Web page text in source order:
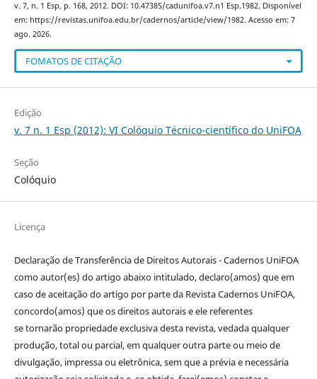
v. 7, n. 1 Esp, p. 168, 2012. DOI: 10.47385/cadunifoa.v7.n1 Esp.1982. Disponível
em: https://revistas.unifoa.edu.br/cadernos/article/view/1982. Acesso em: 7
ago. 2026.
FOMATOS DE CITAÇÃO
Edição
v. 7 n. 1 Esp (2012): VI Colóquio Técnico-científico do UniFOA
Seção
Colóquio
Licença
Declaração de Transferência de Direitos Autorais - Cadernos UniFOA
como autor(es) do artigo abaixo intitulado, declaro(amos) que em
caso de aceitação do artigo por parte da Revista Cadernos UniFOA,
concordo(amos) que os direitos autorais e ele referentes
se tornarão propriedade exclusiva desta revista, vedada qualquer
produção, total ou parcial, em qualquer outra parte ou meio de
divulgação, impressa ou eletrônica, sem que a prévia e necessária